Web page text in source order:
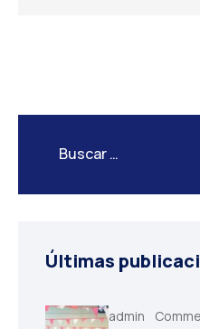
Últimas
admin